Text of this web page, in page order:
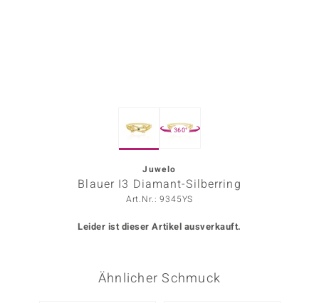
360°
Juwelo
Blauer I3 Diamant-Silberring
Art.Nr.: 9345YS
Leider ist dieser Artikel ausverkauft.
Ähnlicher Schmuck